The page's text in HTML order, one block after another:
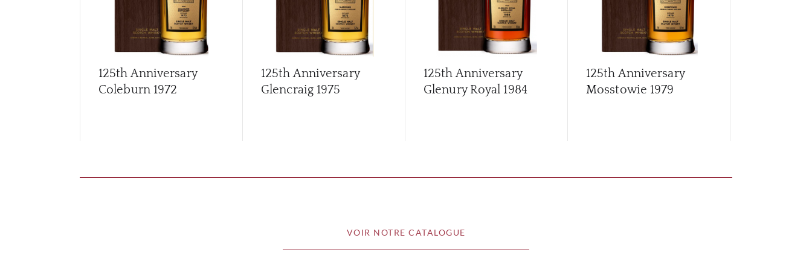
125th Anniversary
Coleburn 1972
125th Anniversary
Glencraig 1975
125th Anniversary
Glenury Royal 1984
125th Anniversary
Mosstowie 1979
VOIR NOTRE CATALOGUE